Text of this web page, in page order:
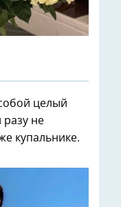
целый
не
купальнике.